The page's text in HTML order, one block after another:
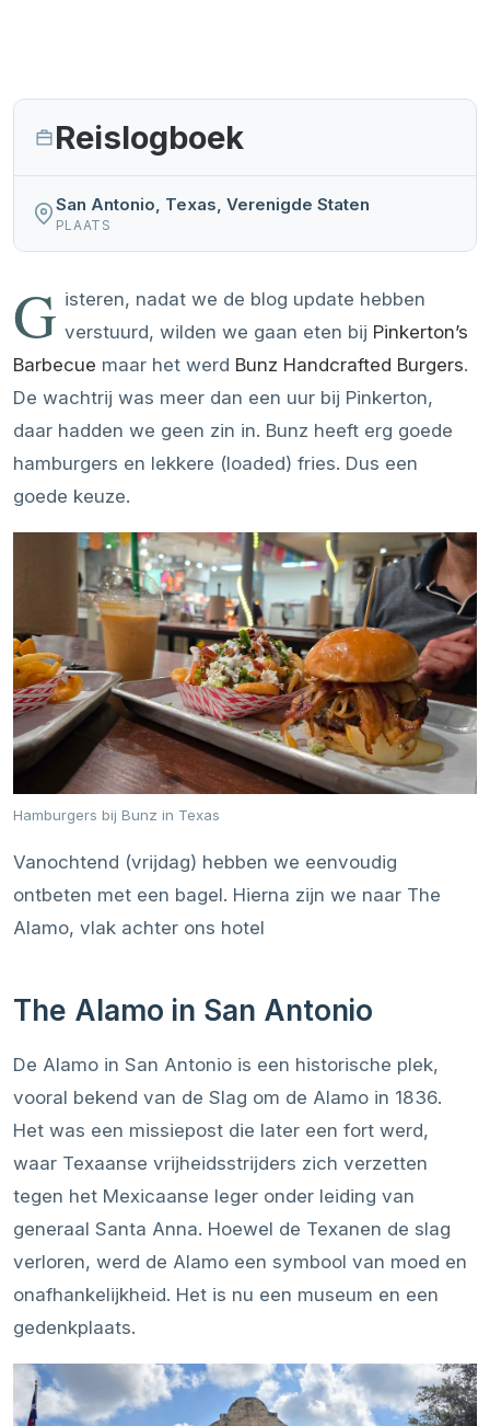
Reislogboek
San Antonio, Texas, Verenigde Staten
PLAATS
G isteren, nadat we de blog update hebben
verstuurd, wilden we gaan eten bij Pinkerton’s
Barbecue maar het werd Bunz Handcrafted Burgers.
De wachtrij was meer dan een uur bij Pinkerton,
daar hadden we geen zin in. Bunz heeft erg goede
hamburgers en lekkere (loaded) fries. Dus een
goede keuze.
Hamburgers bij Bunz in Texas
Vanochtend (vrijdag) hebben we eenvoudig
ontbeten met een bagel. Hierna zijn we naar The
Alamo, vlak achter ons hotel
The Alamo in San Antonio
De Alamo in San Antonio is een historische plek,
vooral bekend van de Slag om de Alamo in 1836.
Het was een missiepost die later een fort werd,
waar Texaanse vrijheidsstrijders zich verzetten
tegen het Mexicaanse leger onder leiding van
generaal Santa Anna. Hoewel de Texanen de slag
verloren, werd de Alamo een symbool van moed en
onafhankelijkheid. Het is nu een museum en een
gedenkplaats.